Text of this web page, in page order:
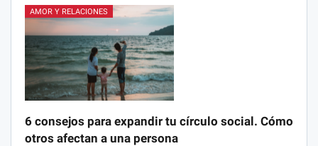
AMOR Y RELACIONES
6 consejos para expandir tu círculo social. Cómo
otros afectan a una persona